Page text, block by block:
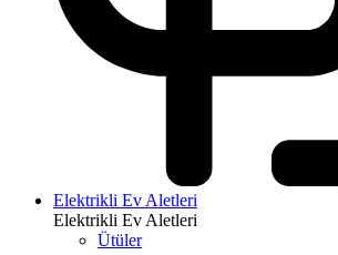
Elektrikli Ev Aletleri
Elektrikli Ev Aletleri
Ütüler